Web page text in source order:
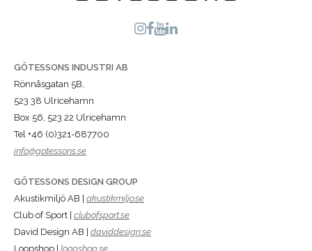
GÖTESSONS INDUSTRI AB
Rönnåsgatan 5B,
523 38 Ulricehamn
Box 56, 523 22 Ulricehamn
Tel +46 (0)321-687700
info@gotessons.se
GÖTESSONS DESIGN GROUP
Akustikmiljö AB | akustikmiljo.se
Club of Sport | clubofsport.se
David Design AB | daviddesign.se
Loopshop | loopshop.se